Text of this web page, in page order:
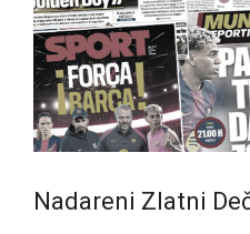
Nadareni Zlatni